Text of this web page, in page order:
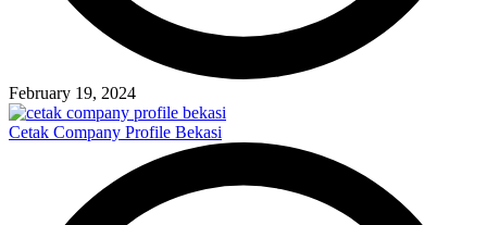
February 19, 2024
Cetak Company Profile Bekasi